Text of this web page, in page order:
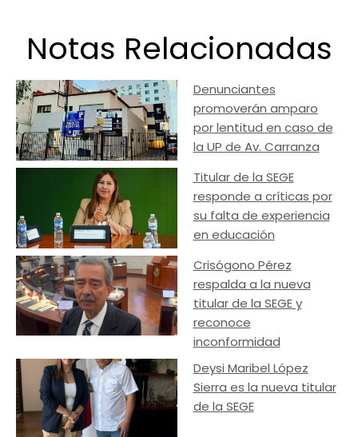
Notas Relacionadas
Denunciantes
promoverán amparo
por lentitud en caso de
la UP de Av. Carranza
Titular de la SEGE
responde a críticas por
su falta de experiencia
en educación
Crisógono Pérez
respalda a la nueva
titular de la SEGE y
reconoce
inconformidad
Deysi Maribel López
Sierra es la nueva titular
de la SEGE